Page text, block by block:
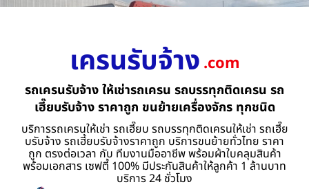
เครนรับจ้าง .com
รถเครนรับจ้าง ให้เช่ารถเครน รถบรรทุกติดเครน รถ
เฮี๊ยบรับจ้าง ราคาถูก ขนย้ายเครื่องจักร ทุกชนิด
บริการรถเครนให้เช่า รถเฮี๊ยบ รถบรรทุกติดเครนให้เช่า รถเฮี๊ย
บรับจ้าง รถเฮี้ยบรับจ้างราคาถูก บริการขนย้ายทั่วไทย ราคา
ถูก ตรงต่อเวลา กับ ทีมงานมืออาชีพ พร้อมผ้าใบคลุมสินค้า
พร้อมเอกสาร เซฟตี้ 100% มีประกันสินค้าให้ลูกค้า 1 ล้านบาท
บริการ 24 ชั่วโมง